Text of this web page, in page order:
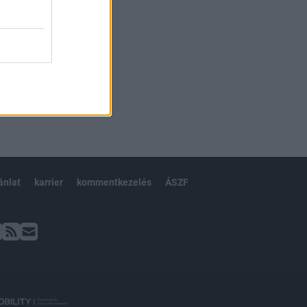
karrier kommentkezelés ÁSZF